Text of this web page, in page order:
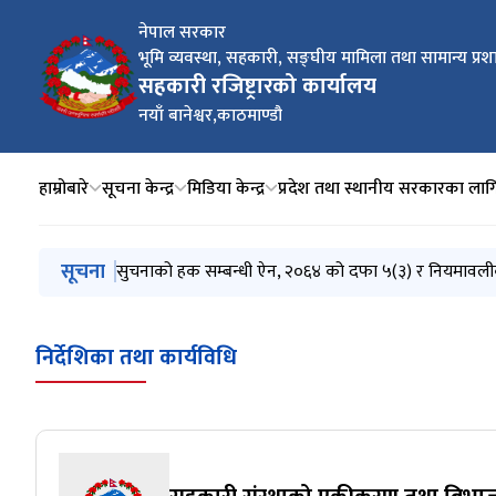
नेपाल सरकार
भूमि व्यवस्था, सहकारी, सङ्घीय मामिला तथा सामान्य
सहकारी रजिष्ट्रारको कार्यालय
नयाँ बानेश्वर,काठमाण्डौ
हाम्रोबारे सूचना केन्द्र मिडिया केन्द्र प्रदेश तथा स्थानीय सरकारका
मुख्य नेभिगेसनमा जानुहोस्
सूचना सुचनाको हक सम्बन्धी ऐन, २०६४ को दफा ५(३) र
सुचनाको हक सम्बन्धी ऐन, २०६४ को दफा ५(३) र
कोपोमिस प्रणालीमा आवद्ध भई विवरण अनिवार्य रुपमा
COPOMIS तालिम संचालन सम्बन्धी सूचना ।
विज्ञप्ति
निर्देशिका तथा कार्यविधि